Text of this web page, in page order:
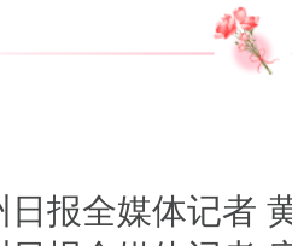
日报全媒体记者